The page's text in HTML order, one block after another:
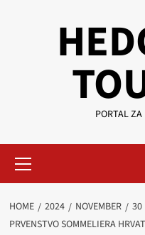
PORTAL
Menu
HOME 2024 NOVEMBER 30
PRVENSTVO SOMMELIERA